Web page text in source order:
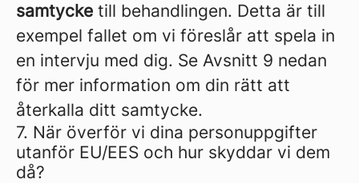
samtycke till behandlingen. Detta är till
exempel fallet om vi föreslår att spela in
en intervju med dig. Se Avsnitt 9 nedan
för mer information om din rätt att
återkalla ditt samtycke.
7. När överför vi dina personuppgifter
utanför EU/EES och hur skyddar vi dem
då?